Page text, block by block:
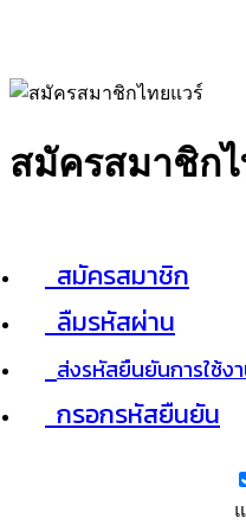
สมัครสมาชิก
สมัครสมาชิก
ลืมรหัสผ่าน
ส่งรหัสยืนยันการใช้ง
กรอกรหัสยืนยัน